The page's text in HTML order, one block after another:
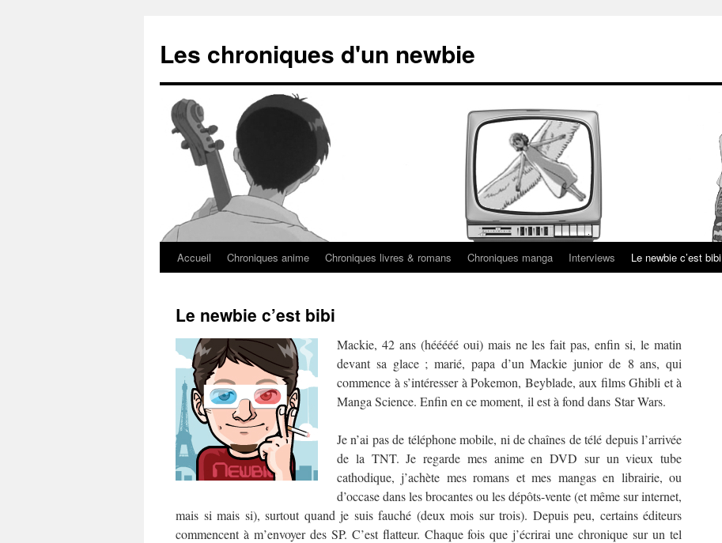
Les chroniques d'un newbie
Accueil Chroniques anime Chroniques livres & romans Chroniques manga Interviews Le newbie c’est bibi
Le newbie c’est bibi
Mackie, 42 ans (hééééé oui) mais ne les fait pas, enfin si, le matin
devant sa glace ; marié, papa d’un Mackie junior de 8 ans, qui
commence à s’intéresser à Pokemon, Beyblade, aux films Ghibli et à
Manga Science. Enfin en ce moment, il est à fond dans Star Wars.
Je n’ai pas de téléphone mobile, ni de chaînes de télé depuis l’arrivée
de la TNT. Je regarde mes anime en DVD sur un vieux tube
cathodique, j’achète mes romans et mes mangas en librairie, ou
d’occase dans les brocantes ou les dépôts-vente (et même sur internet,
mais si mais si), surtout quand je suis fauché (deux mois sur trois). Depuis peu, certains éditeurs
commencent à m’envoyer des SP. C’est flatteur. Chaque fois que j’écrirai une chronique sur un tel